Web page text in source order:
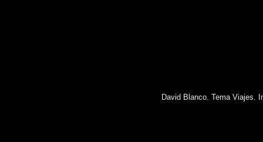
David Blanco. Tema Viajes.